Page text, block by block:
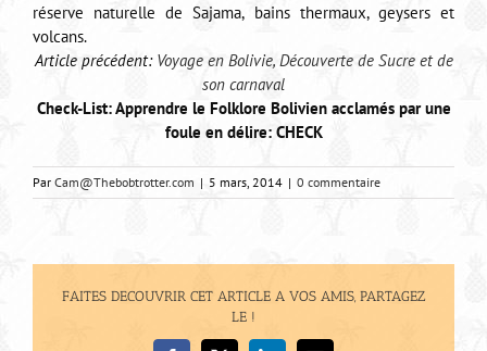
réserve naturelle de Sajama, bains thermaux, geysers et
volcans.
Article précédent: Voyage en Bolivie, Découverte de Sucre et de
son carnaval
Check-List: Apprendre le Folklore Bolivien acclamés par une
foule en délire: CHECK
Par Cam@Thebobtrotter.com | 5 mars, 2014 | 0 commentaire
FAITES DECOUVRIR CET ARTICLE A VOS AMIS, PARTAGEZ
LE !